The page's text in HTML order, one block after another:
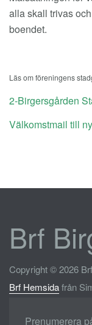
alla skall trivas
boendet.
Läs om föreningens
2-Birgersgården
Välkomstmail till
Brf
Copyright © 2026
Brf Hemsidafrån
Prenumerera